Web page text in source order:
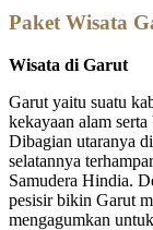
Paket Wisata
Wisata di Garut
Garut yaitu suatu
kekayaan alam
Dibagian utaranya
selatannya
Samudera Hindia.
pesisir bikin Garut
mengagumkan